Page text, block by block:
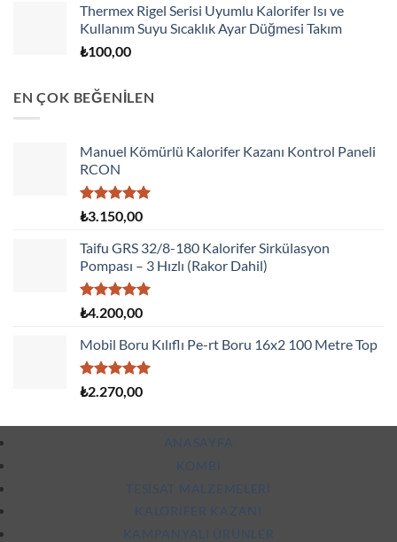
Thermex Rigel Serisi Uyumlu Kalorifer Isı ve
Kullanım Suyu Sıcaklık Ayar Düğmesi Takım
₺100,00
EN ÇOK BEĞENİLEN
Manuel Kömürlü Kalorifer Kazanı Kontrol Paneli
RCON
5 üzerinden
oy
aldı
₺3.150,00
Taifu GRS 32/8-180 Kalorifer Sirkülasyon
Pompası – 3 Hızlı (Rakor Dahil)
5 üzerinden
oy
aldı
₺4.200,00
Mobil Boru Kılıflı Pe-rt Boru 16x2 100 Metre Top
5 üzerinden
oy
₺2.270,00
ANASAYFA
KOMBI
TESISAT MALZEMELERI
KALORIFER KAZANI
KAMPANYALI ÜRÜNLER